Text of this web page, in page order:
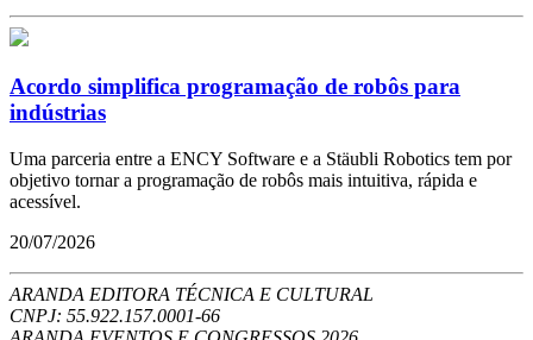
Acordo simplifica programação de robôs para
indústrias
Uma parceria entre a ENCY Software e a Stäubli Robotics tem por
objetivo tornar a programação de robôs mais intuitiva, rápida e
acessível.
20/07/2026
ARANDA EDITORA TÉCNICA E CULTURAL
CNPJ: 55.922.157.0001-66